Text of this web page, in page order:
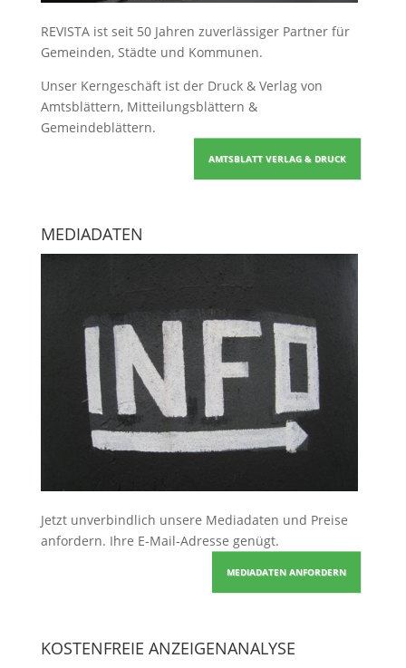
REVISTA ist seit 50 Jahren zuverlässiger Partner für
Gemeinden, Städte und Kommunen.
Unser Kerngeschäft ist der Druck & Verlag von
Amtsblättern, Mitteilungsblättern &
Gemeindeblättern.
AMTSBLATT VERLAG & DRUCK
MEDIADATEN
Jetzt unverbindlich unsere Mediadaten und Preise
anfordern. Ihre E-Mail-Adresse genügt.
MEDIADATEN ANFORDERN
KOSTENFREIE ANZEIGENANALYSE